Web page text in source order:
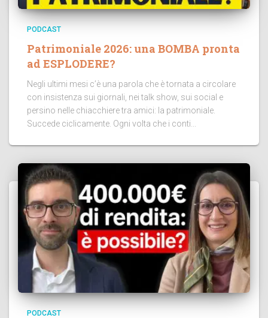
PODCAST
Patrimoniale 2026: una BOMBA pronta
ad ESPLODERE?
Negli ultimi mesi c’è una parola che è tornata a circolare
con insistenza sui giornali, nei talk show, sui social e
persino nelle chiacchiere tra amici: la patrimoniale.
Succede ciclicamente. Ogni volta che i conti...
PODCAST